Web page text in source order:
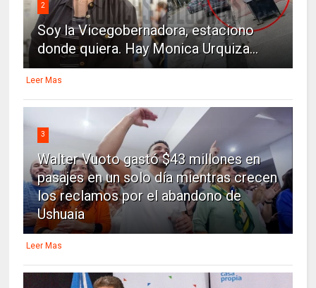
2
Soy la Vicegobernadora, estaciono
donde quiera. Hay Monica Urquiza...
Leer Mas
3
Walter Vuoto gastó $43 millones en
pasajes en un solo día mientras crecen
los reclamos por el abandono de
Ushuaia
Leer Mas